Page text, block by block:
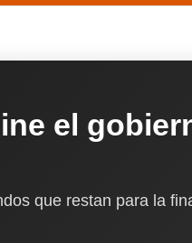
el
que restan para la